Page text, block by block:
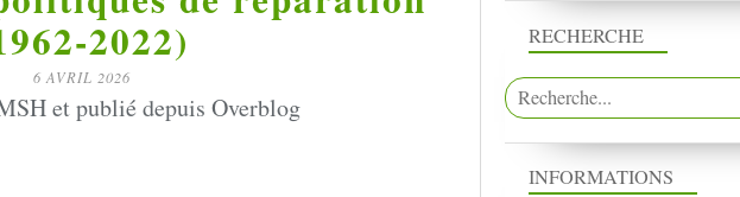
2022)
6 AVRIL 2026
et publié depuis Overblog
RECHERCHE
INFORMATIONS